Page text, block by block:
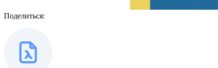
Поделиться: